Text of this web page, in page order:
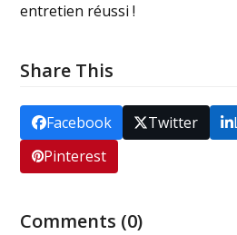
entretien réussi !
Share This
Facebook Twitter
Pinterest
Comments (0)